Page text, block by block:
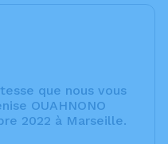
que nous vous
OUAHNONO
2022 à Marseille.